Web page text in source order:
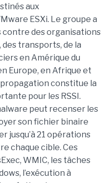
aux
ESXi. Le groupe a
contre des organisations
des transports, de la
en Amérique du
Europe, en Afrique et
propagation constitue la
pour les RSSI.
peut recenser les
son fichier binaire
jusqu’à 21 opérations
chaque cible. Ces
WMIC, les tâches
l’exécution à